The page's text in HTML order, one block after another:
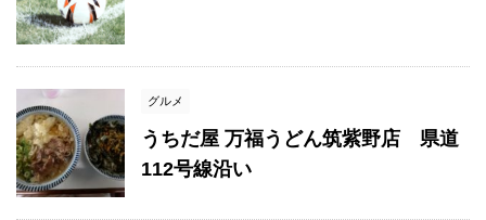
グルメ
うちだ屋 万福うどん筑紫野店 県道
112号線沿い